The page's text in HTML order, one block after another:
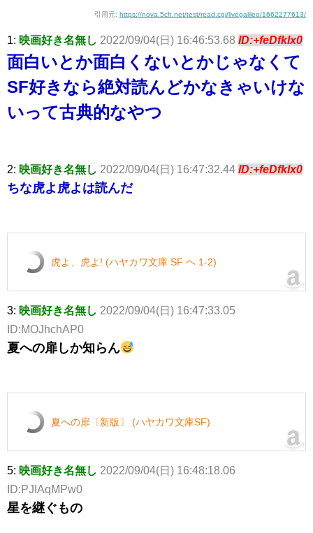
引用元: https://nova.5ch.net/test/read.cgi/livegalileo/1662277613/
1: 映画好き名無し 2022/09/04(日) 16:46:53.68 ID:+feDfkIx0
面白いとか面白くないとかじゃなくて
SF好きなら絶対読んどかなきゃいけな
いって古典的なやつ
2: 映画好き名無し 2022/09/04(日) 16:47:32.44 ID:+feDfkIx0
ちな虎よ虎よは読んだ
虎よ、虎よ! (ハヤカワ文庫 SF ヘ 1-2)
3: 映画好き名無し 2022/09/04(日) 16:47:33.05
ID:MOJhchAP0
夏への扉しか知らん
夏への扉〔新版〕 (ハヤカワ文庫SF)
5: 映画好き名無し 2022/09/04(日) 16:48:18.06
ID:PJIAqMPw0
星を継ぐもの